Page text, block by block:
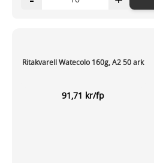
Ritakvarell Watecolo 160g, A2 50 ark
91,71 kr/fp